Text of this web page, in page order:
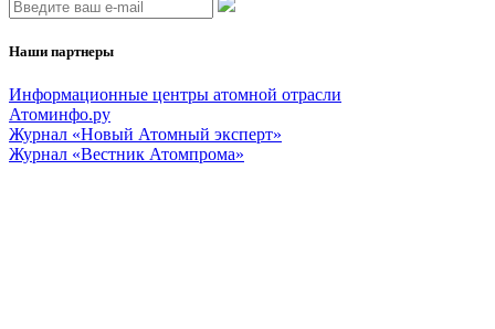
Наши партнеры
Информационные центры атомной отрасли
Атоминфо.ру
Журнал «Новый Атомный эксперт»
Журнал «Вестник Атомпрома»